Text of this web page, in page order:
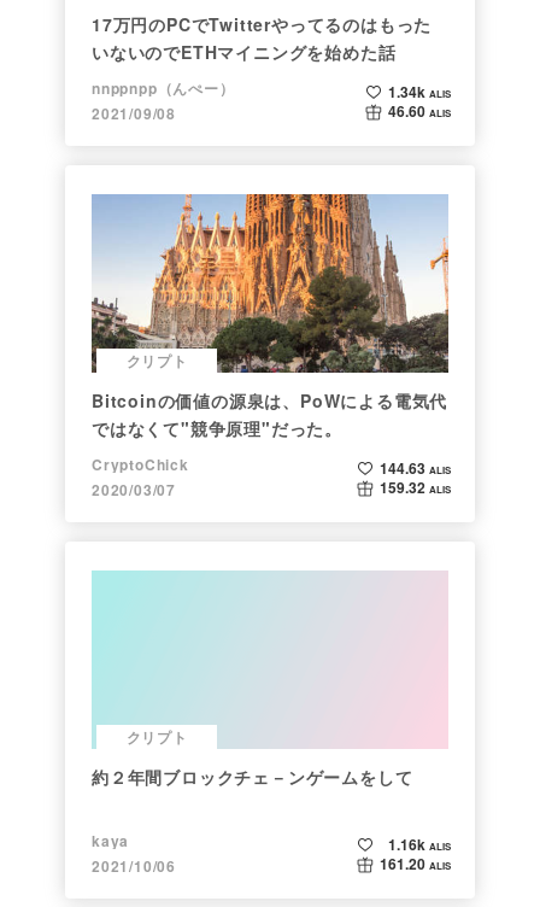
17万円のPCでTwitterやってるのはもった
いないのでETHマイニングを始めた話
nnppnpp（んぺー）
2021/09/08
1.34k ALIS
46.60 ALIS
クリプト
Bitcoinの価値の源泉は、PoWによる電気代
ではなくて"競争原理"だった。
CryptoChick
2020/03/07
144.63 ALIS
159.32 ALIS
クリプト
約２年間ブロックチェ－ンゲームをして
kaya
2021/10/06
1.16k ALIS
161.20 ALIS